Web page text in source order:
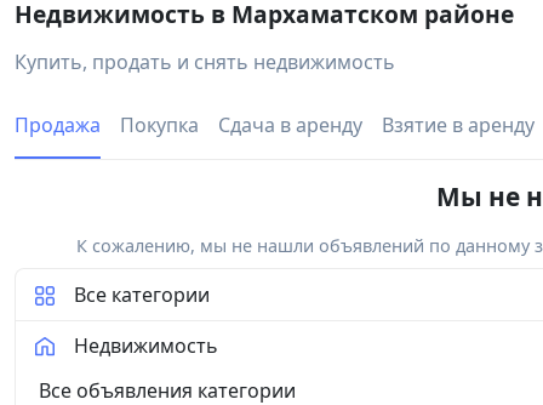
Недвижимость в Мархаматском районе
Купить, продать и снять недвижимость
Продажа Покупка Сдача в аренду Взятие в аренду
Мы не
К сожалению, мы не нашли объявлений по данному
Все категории
Недвижимость
Все объявления категории